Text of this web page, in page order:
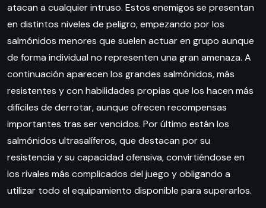
atacan a cualquier intruso. Estos enemigos se presentan
en distintos niveles de peligro, empezando por los
salmónidos menores que suelen actuar en grupo aunque
de forma individual no representen una gran amenaza. A
continuación aparecen los grandes salmónidos, más
resistentes y con habilidades propias que los hacen más
difíciles de derrotar, aunque ofrecen recompensas
importantes tras ser vencidos. Por último están los
salmónidos ultrasalíferos, que destacan por su
resistencia y su capacidad ofensiva, convirtiéndose en
los rivales más complicados del juego y obligando a
utilizar todo el equipamiento disponible para superarlos.